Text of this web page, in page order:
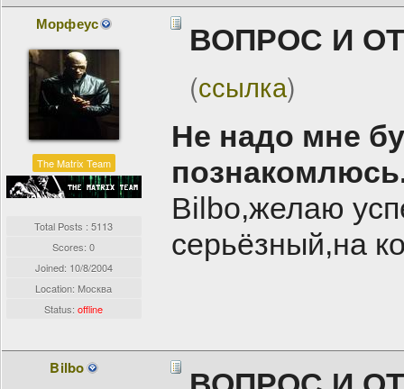
Морфеус
The Matrix Team
Total Posts : 5113
Scores: 0
Joined: 10/8/2004
Location: Москва
Status:offline
ВОПРОС И
(ссылка)
Не надо мне
Bilbo,желаю
серьёзный,на
Bilbo